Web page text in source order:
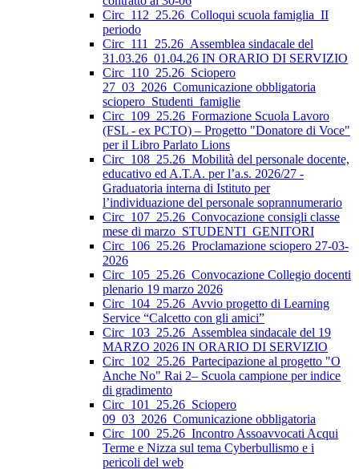
Circ_112_25.26_Colloqui scuola famiglia_II
periodo
Circ_111_25.26_Assemblea sindacale del
31.03.26_01.04.26 IN ORARIO DI SERVIZIO
Circ_110_25.26_Sciopero
27_03_2026_Comunicazione obbligatoria
sciopero_Studenti_famiglie
Circ_109_25.26_Formazione Scuola Lavoro
(FSL - ex PCTO) – Progetto "Donatore di Voce"
per il Libro Parlato Lions
Circ_108_25.26_Mobilità del personale docente,
educativo ed A.T.A. per l’a.s. 2026/27 -
Graduatoria interna di Istituto per
l’individuazione del personale soprannumerario
Circ_107_25.26_Convocazione consigli classe
mese di marzo_STUDENTI_GENITORI
Circ_106_25.26_Proclamazione sciopero 27-03-
2026
Circ_105_25.26_Convocazione Collegio docenti
plenario 19 marzo 2026
Circ_104_25.26_Avvio progetto di Learning
Service “Calcetto con gli amici”
Circ_103_25.26_Assemblea sindacale del 19
MARZO 2026 IN ORARIO DI SERVIZIO
Circ_102_25.26_Partecipazione al progetto "O
Anche No" Rai 2– Scuola campione per indice
di gradimento
Circ_101_25.26_Sciopero
09_03_2026_Comunicazione obbligatoria
Circ_100_25.26_Incontro Assoavvocati Acqui
Terme e Nizza sul tema Cyberbullismo e i
pericoli del web